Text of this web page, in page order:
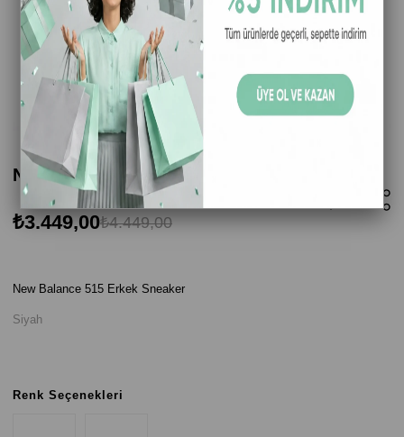
New Balance 515 Erkek Sneaker - Siyah
₺4.449,00
₺3.449,00
New Balance 515 Erkek Sneaker
Siyah
Renk Seçenekleri